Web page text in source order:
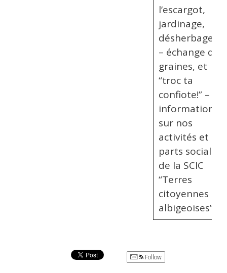
l’escargot,
jardinage,
désherbage …
– échange de
graines, et
“troc ta
confiote!” –
informations
sur nos
activités et les
parts sociales
de la SCIC
“Terres
citoyennes
albigeoises”.
Follow